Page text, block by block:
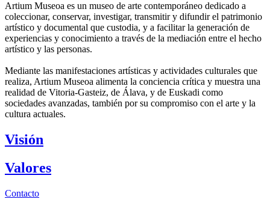
Artium Museoa es un museo de arte contemporáneo dedicado a
coleccionar, conservar, investigar, transmitir y difundir el patrimonio
artístico y documental que custodia, y a facilitar la generación de
experiencias y conocimiento a través de la mediación entre el hecho
artístico y las personas.
Mediante las manifestaciones artísticas y actividades culturales que
realiza, Artium Museoa alimenta la conciencia crítica y muestra una
realidad de Vitoria-Gasteiz, de Álava, y de Euskadi como
sociedades avanzadas, también por su compromiso con el arte y la
cultura actuales.
Visión
Valores
Contacto